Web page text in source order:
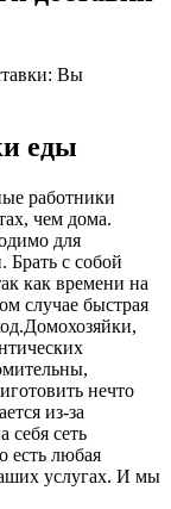
Вы
еды
работники
чем дома.
для
Брать с собой
как времени на
случае быстрая
нечто
из-за
себя сеть
есть любая
услугах. И мы